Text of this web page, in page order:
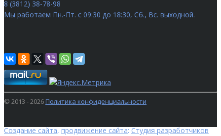
8 (3812) 38-78-98
Мы работаем Пн.-Пт. с 09:30 до 18:30, Сб., Вс. выходной.
© 2013 - 2026Политика конфиденциальности
Создание сайта, продвижение сайта: Студия разработчиков